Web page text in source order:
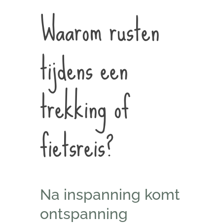
Waarom rusten
tijdens een
trekking of
fietsreis?
Na inspanning komt
ontspanning